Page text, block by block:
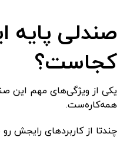
صندلی پایه
کجاست؟
یکی از ویژگی‌های مهم این
همه‌کاره‌ست.
چندتا از کاربردهای رایجش رو